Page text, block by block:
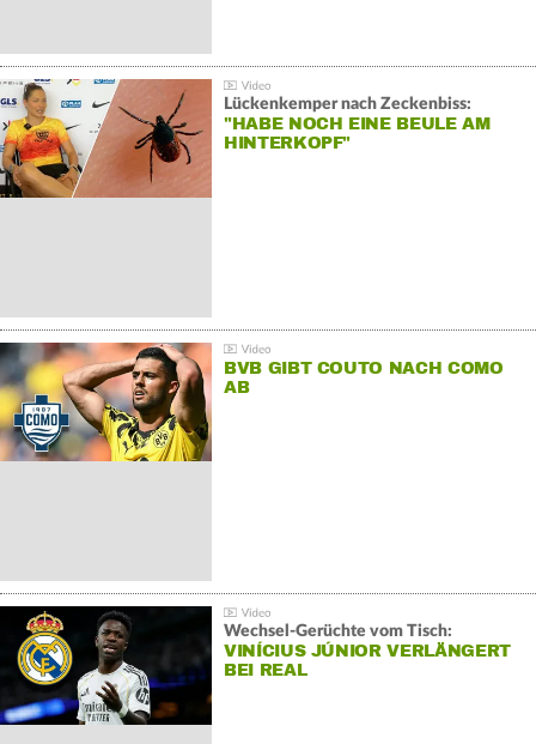
Lückenkemper nach Zeckenbiss:
"HABE NOCH EINE BEULE AM
HINTERKOPF"
BVB GIBT COUTO NACH COMO
AB
Wechsel-Gerüchte vom Tisch:
VINÍCIUS JÚNIOR VERLÄNGERT
BEI REAL